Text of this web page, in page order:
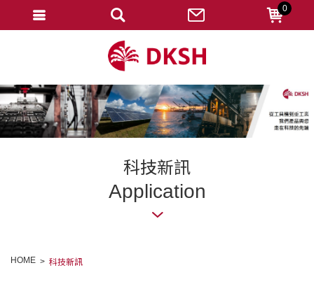
科技新訊
Application
HOME 科技新訊
0
忘記密碼
變更密碼
修改個人資料
我的收藏